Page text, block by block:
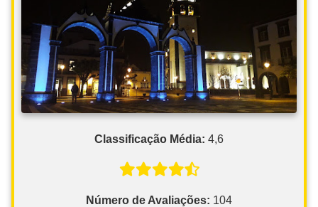
Classificação Média: 4,6
Número de Avaliações: 104